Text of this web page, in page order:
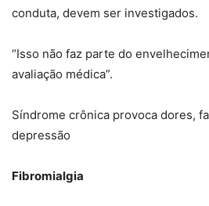
conduta, devem ser investigados.
“Isso não faz parte do
avaliação médica”.
Síndrome crônica provoca dores,
depressão
Fibromialgia